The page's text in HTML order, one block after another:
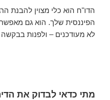
הדו"ח הוא כלי מצוין להבנת
הפיננסית שלך. הוא גם מאפשר
לא מעודכנים – ולפנות בבקשה
מתי כדאי לבדוק את